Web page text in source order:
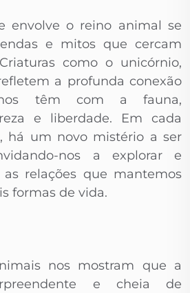
envolve o reino animal se
e mitos que cercam
como o unicórnio,
a profunda conexão
têm com a fauna,
e liberdade. Em cada
há um novo mistério a ser
nos a explorar e
relações que mantemos
formas de vida.
nos mostram que a
e cheia de